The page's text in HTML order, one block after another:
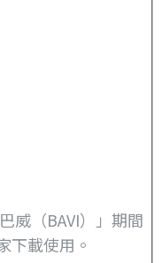
威（BAVI）」期間
下載使用。